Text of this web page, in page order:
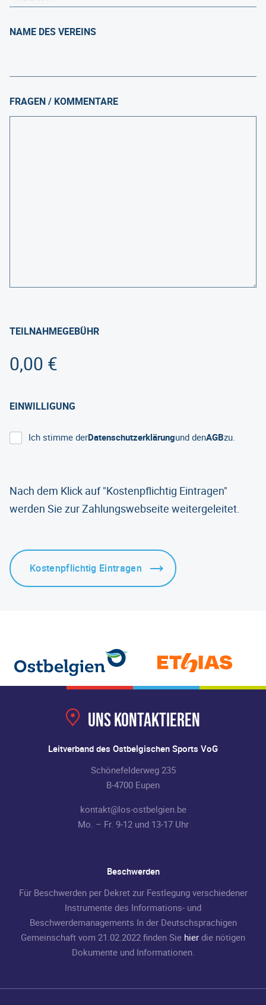
NAME DES VEREINS
FRAGEN / KOMMENTARE
PREIS:
TEILNAHMEGEBÜHR
EINWILLIGUNG
Ich stimme derDatenschutzerklärungund denAGBzu.
Nach dem Klick auf "Kostenpflichtig Eintragen"
werden Sie zur Zahlungswebseite weitergeleitet.
Uns kontaktieren
Leitverband des Ostbelgischen Sports VoG
Schönefelderweg 235
B-4700 Eupen
kontakt@los-ostbelgien.be
Mo. – Fr. 9-12 und 13-17 Uhr
Beschwerden
Für Beschwerden per Dekret zur Festlegung verschiedener
Instrumente des Informations- und
Beschwerdemanagements In der Deutschsprachigen
Gemeinschaft vom 21.02.2022 finden Sie hier die nötigen
Dokumente und Informationen.